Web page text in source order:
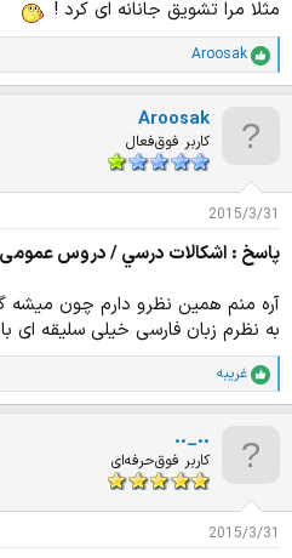
مثلا مرا تشویق جانانه ای کرد !
ا
م
ت
:
Aroosak
Aroosak
کاربر فوق‌فعال
2015/3/31
پاسخ : اشكالات درسي / دروس عمومی
آره منم همین نظرو دارم چون میشه
به نظرم زبان فارسی خیلی سلیقه ای
ا
م
ت
:
غریبه
.._..
کاربر فوق‌حرفه‌ای
2015/3/31